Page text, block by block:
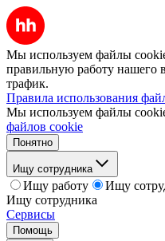
Мы используем файлы
правильную работу нашего
трафик.
Правила использования
Мы используем файлы
файлов cookie
Понятно
Ищу сотрудника
Ищу работу
Ищу
Ищу сотрудника
Сервисы
Помощь